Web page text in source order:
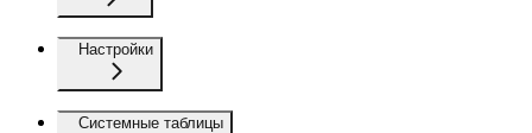
Настройки
Системные таблицы